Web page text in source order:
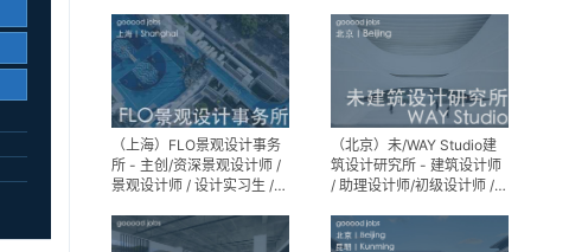
（上海）FLO景观设计事务
所 - 主创/资深景观设计师 /
景观设计师 / 设计实习生 /
设计师
（北京）未/WAY Studio建
筑设计研究所 - 建筑设计师
/ 助理设计师/初级设计师 /
助理